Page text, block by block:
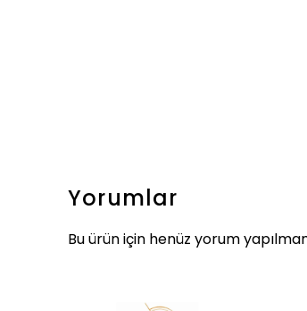
Yorumlar
Bu ürün için henüz yorum